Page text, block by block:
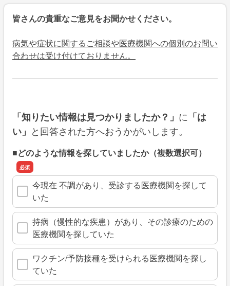
皆さんの貴重なご意見をお聞かせください。
病気や症状に関するご相談や医療機関への個別のお問い
合わせは受け付けておりません。
「知りたい情報は見つかりましたか？」 に 「は
い」 と回答された方へおうかがいします。
■どのような情報を探していましたか（複数選択可）
今現在 不調があり、受診する医療機関を探して
いた
持病（慢性的な疾患）があり、その診療のための
医療機関を探していた
ワクチン/予防接種を受けられる医療機関を探し
ていた